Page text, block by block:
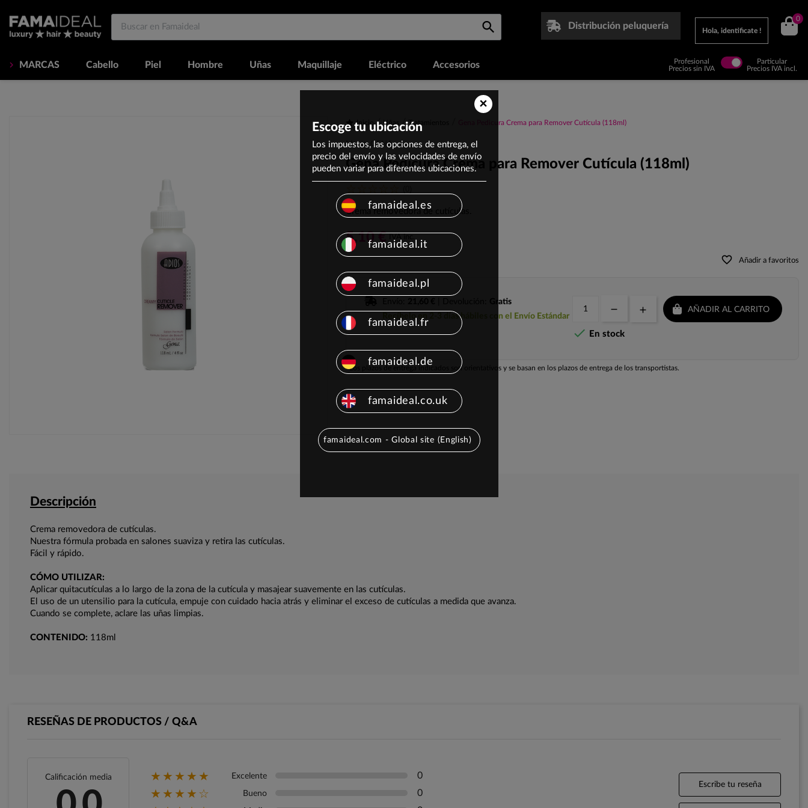
Distribución peluquería
Hola, identificate !
0
MARCAS Cabello Piel Hombre Uñas Maquillaje Eléctrico Accesorios
Profesional
Precios sin IVA
Particular
Precios IVA incl.
Inicio Uñas Tratamientos Gena Pedicura Crema para Remover Cutícula (118ml)
Marca: GENA
Gena Pedicura Crema para Remover Cutícula (118ml)
Crema removedora de cutículas.
5,10 €
favorite_border Añadir a favoritos
Gratis
Recíbelo en 2-3 días hábiles con el Envío Estándar
AÑADIR AL CARRITO
 En stock
Los plazos de entrega indicados son orientativos y se basan en los plazos de entrega de los transportistas.
Descripción
Crema removedora de cutículas.
Nuestra fórmula probada en salones suaviza y retira las cutículas.
Fácil y rápido.
CÓMO UTILIZAR:
Aplicar quitacutículas a lo largo de la zona de la cutícula y masajear suavemente en las cutículas.
El uso de un utensilio para la cutícula, empuje con cuidado hacia atrás y eliminar el exceso de cutículas a medida que avanza.
Cuando se complete, aclare las uñas limpias.
CONTENIDO: 118ml
RESEÑAS DE PRODUCTOS / Q&A
Calificación media ★★★★★ Excelente 0
★★★★☆ Bueno 0
Escribe tu reseña
×
Escoge tu ubicación
Los impuestos, las opciones de entrega, el
precio del envío y las velocidades de envío
pueden variar para diferentes ubicaciones.
famaideal.es
famaideal.it
famaideal.pl
famaideal.fr
famaideal.de
famaideal.co.uk
famaideal.com - Global site (English)